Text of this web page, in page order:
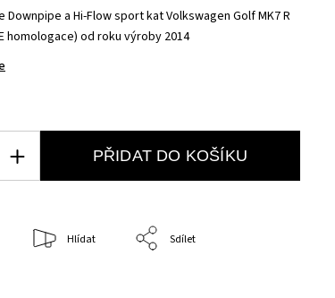
Downpipe a Hi-Flow sport kat Volkswagen Golf MK7 R
homologace) od roku výroby 2014
PŘIDAT DO KOŠÍKU
Hlídat Sdílet